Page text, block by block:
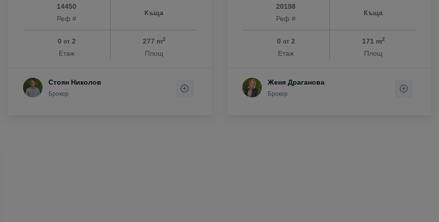
14450
Реф #
Къща
0 от2
Етаж
277 m2
Площ
Стоян Николов
Брокер
20198
Реф #
Къща
0 от2
Етаж
171 m2
Площ
Женя Драганова
Брокер